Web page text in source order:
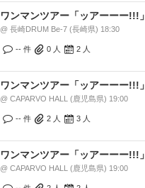
ワンマンツアー「ッアーーー!!!」
@ 長崎DRUM Be-7 (長崎県) 18:30
-- 件 0 人 2 人
ワンマンツアー「ッアーーー!!!」
@ CAPARVO HALL (鹿児島県) 19:00
-- 件 2 人 3 人
ワンマンツアー「ッアーーー!!!」
@ CAPARVO HALL (鹿児島県) 19:00